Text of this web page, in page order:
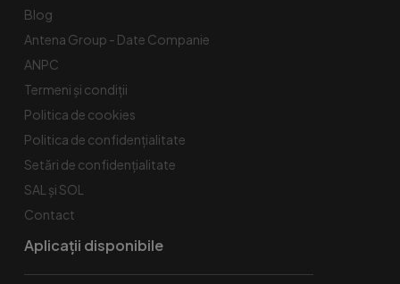
Blog
Antena Group - Date Companie
ANPC
Termeni și condiții
Politica de cookies
Politica de confidențialitate
Setări de confidențialitate
SAL și SOL
Contact
Aplicații disponibile